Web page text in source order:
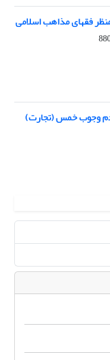
فقهای مذاهب اسلامی
وجوب خمس (تجارت)